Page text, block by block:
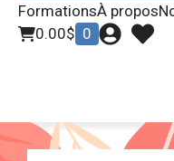
FormationsÀ propos
0.00$ 0